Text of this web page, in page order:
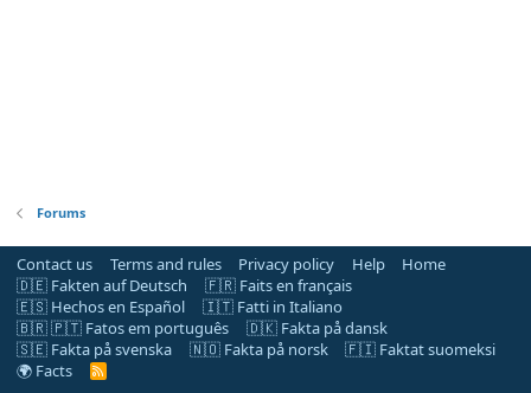
Forums
Contact us Terms and rules Privacy policy Help
Home
🇩🇪 Fakten auf Deutsch
🇫🇷 Faits en français
🇪🇸 Hechos en Español
🇮🇹 Fatti in Italiano
🇧🇷 🇵🇹 Fatos em português
🇩🇰 Fakta på dansk
🇸🇪 Fakta på svenska
🇳🇴 Fakta på norsk
🇫🇮 Faktat suomeksi
🌍 Facts
R